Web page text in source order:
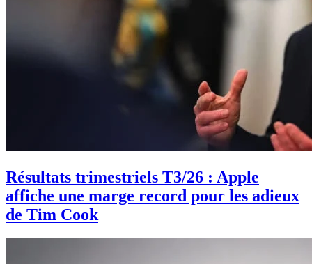
Résultats trimestriels T3/26 : Apple
affiche une marge record pour les adieux
de Tim Cook